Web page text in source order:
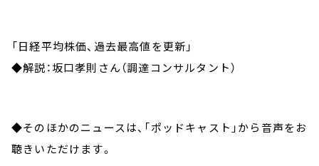
「日経平均株価、過去最高値を更新」
◆解説：坂口孝則さん（調達コンサルタント）
◆そのほかのニュースは、「ポッドキャスト」から音声をお
聴きいただけます。